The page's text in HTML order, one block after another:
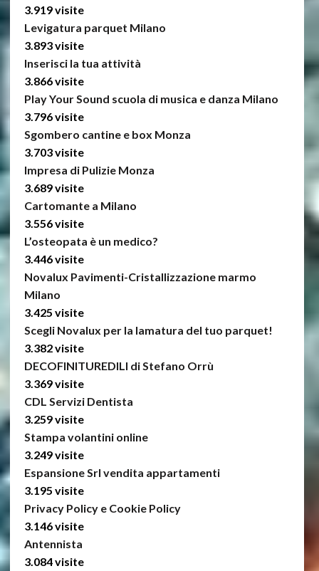
3.919 visite
Levigatura parquet Milano
3.893 visite
Inserisci la tua attività
3.866 visite
Play Your Sound scuola di musica e danza Milano
3.796 visite
Sgombero cantine e box Monza
3.703 visite
Impresa di Pulizie Monza
3.689 visite
Cartomante a Milano
3.556 visite
L’osteopata è un medico?
3.446 visite
Novalux Pavimenti-Cristallizzazione marmo
Milano
3.425 visite
Scegli Novalux per la lamatura del tuo parquet!
3.382 visite
DECOFINITUREDILI di Stefano Orrù
3.369 visite
CDL Servizi Dentista
3.259 visite
Stampa volantini online
3.249 visite
Espansione Srl vendita appartamenti
3.195 visite
Privacy Policy e Cookie Policy
3.146 visite
Antennista
3.084 visite